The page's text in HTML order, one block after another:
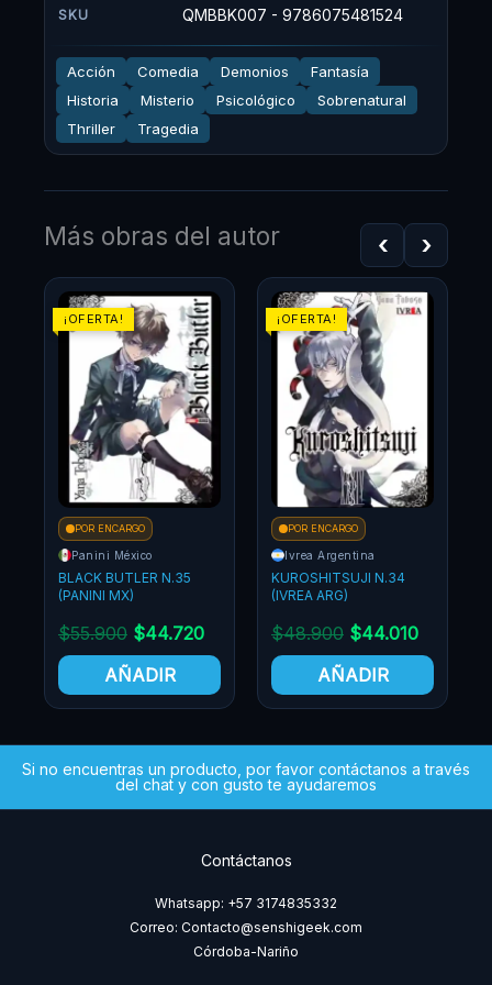
SKU QMBBK007 - 9786075481524
Acción Comedia Demonios
Fantasía
Historia
Misterio Psicológico
Sobrenatural
Thriller
Tragedia
Más obras del autor ‹ ›
¡OFERTA!
POR ENCARGO
Ivrea Argentina
KUROSHITSUJI N.34
(IVREA ARG)
$48.900
El
precio
original
era:
$48.900.
$44.010
El
AÑADIR
¡OFERTA!
POR ENCARGO
Ivrea Argentina
KUROSHITSUJI N.33
(IVREA ARG)
$48.900
El
precio
original
era:
$48.900.
$44.010
El
AÑADIR
Si no encuentras un producto, por favor contáctanos a través
del chat y con gusto te ayudaremos
Contáctanos
Whatsapp: +57 3174835332
Correo: Contacto@senshigeek.com
Córdoba-Nariño